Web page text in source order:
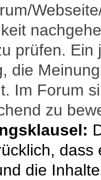
prüfen.
die
Im Forum
zu
die